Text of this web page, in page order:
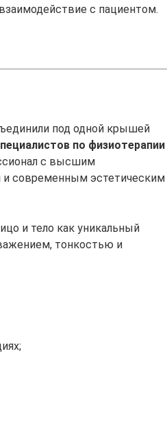
с пациентом.
под одной крышей
по физиотерапии
с высшим
современным эстетическим
и тело как уникальный
тонкостью и